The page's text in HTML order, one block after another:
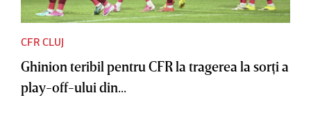
CFR CLUJ
Ghinion teribil pentru CFR la tragerea la sorţi a
play-off-ului din...